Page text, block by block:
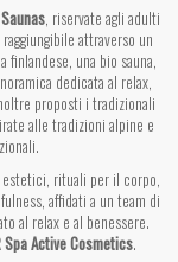
, riservate agli adulti
attraverso un
finlandese, una bio sauna,
dedicata al relax,
proposti i tradizionali
alle tradizioni alpine e
estetici, rituali per il corpo,
affidati a un team di
al relax e al benessere.
Spa Active Cosmetics.